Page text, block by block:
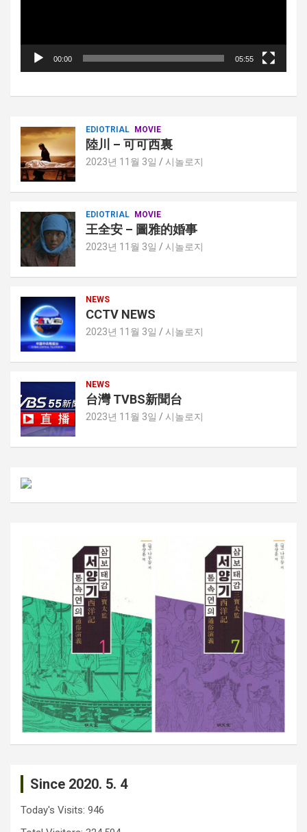
00:00 05:55
EDIOTRIAL MOVIE
陸川 – 可可西裏
2023년 11월 3일 시놀로지
EDIOTRIAL MOVIE
王全安 – 圖雅的婚事
2023년 11월 3일 시놀로지
NEWS
CCTV NEWS
2023년 11월 3일 시놀로지
NEWS
台灣 TVBS新聞台
2023년 11월 3일 시놀로지
Since 2020. 5. 4
Today's Visits: 946